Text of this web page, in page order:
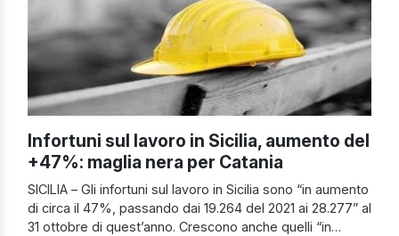
Infortuni sul lavoro in Sicilia, aumento del
+47%: maglia nera per Catania
SICILIA – Gli infortuni sul lavoro in Sicilia sono “in aumento
di circa il 47%, passando dai 19.264 del 2021 ai 28.277” al
31 ottobre di quest’anno. Crescono anche quelli “in